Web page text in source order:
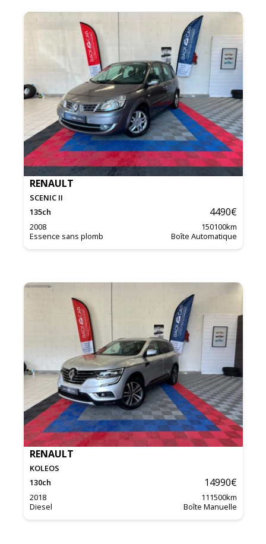
RENAULT
SCENIC II
135ch 4490€
2008 150100km
Essence sans plomb
Boîte Automatique
RENAULT
KOLEOS
130ch 14990€
2018 111500km
Diesel
Boîte Manuelle